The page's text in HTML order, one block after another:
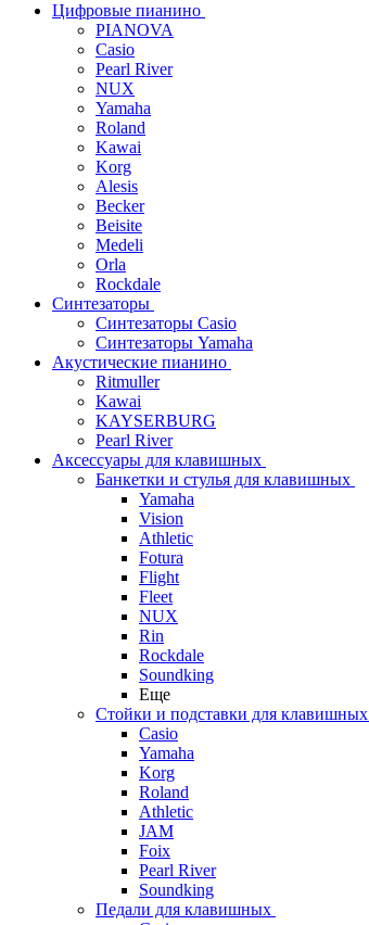
Цифровые пианино
PIANOVA
Casio
Pearl River
NUX
Yamaha
Roland
Kawai
Korg
Alesis
Becker
Beisite
Medeli
Orla
Rockdale
Синтезаторы
Синтезаторы Casio
Синтезаторы Yamaha
Акустические пианино
Ritmuller
Kawai
KAYSERBURG
Pearl River
Аксессуары для клавишных
Банкетки и стулья для клавишных
Yamaha
Vision
Athletic
Fotura
Flight
Fleet
NUX
Rin
Rockdale
Soundking
Еще
Стойки и подставки для клавишных
Casio
Yamaha
Korg
Roland
Athletic
JAM
Foix
Pearl River
Soundking
Педали для клавишных